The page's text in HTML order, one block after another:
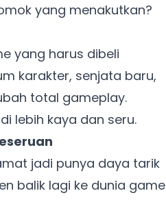
yang menakutkan?
yang harus dibeli
karakter, senjata baru,
total gameplay.
lebih kaya dan seru.
jadi punya daya tarik
balik lagi ke dunia game